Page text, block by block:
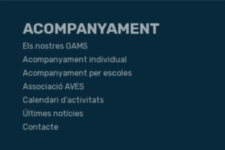
ACOMPANYAMENT
Els nostres GAMS
Acompanyament individual
Acompanyament per escoles
Associació AVES
Calendari d’activitats
Últimes notícies
Contacte